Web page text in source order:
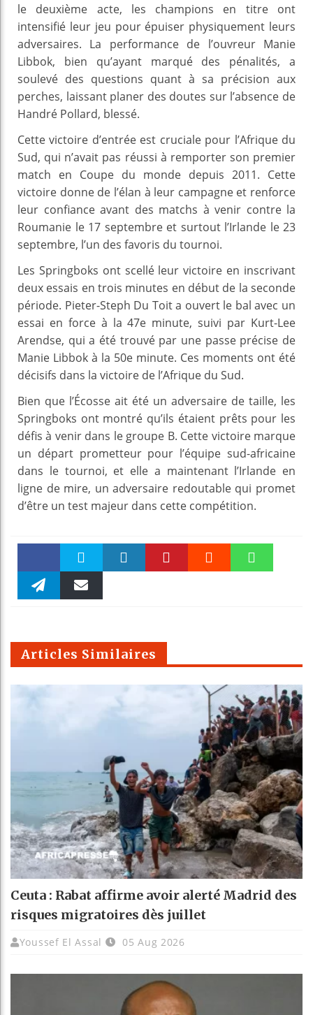
le deuxième acte, les champions en titre ont
intensifié leur jeu pour épuiser physiquement leurs
adversaires. La performance de l’ouvreur Manie
Libbok, bien qu’ayant marqué des pénalités, a
soulevé des questions quant à sa précision aux
perches, laissant planer des doutes sur l’absence de
Handré Pollard, blessé.
Cette victoire d’entrée est cruciale pour l’Afrique du
Sud, qui n’avait pas réussi à remporter son premier
match en Coupe du monde depuis 2011. Cette
victoire donne de l’élan à leur campagne et renforce
leur confiance avant des matchs à venir contre la
Roumanie le 17 septembre et surtout l’Irlande le 23
septembre, l’un des favoris du tournoi.
Les Springboks ont scellé leur victoire en inscrivant
deux essais en trois minutes en début de la seconde
période. Pieter-Steph Du Toit a ouvert le bal avec un
essai en force à la 47e minute, suivi par Kurt-Lee
Arendse, qui a été trouvé par une passe précise de
Manie Libbok à la 50e minute. Ces moments ont été
décisifs dans la victoire de l’Afrique du Sud.
Bien que l’Écosse ait été un adversaire de taille, les
Springboks ont montré qu’ils étaient prêts pour les
défis à venir dans le groupe B. Cette victoire marque
un départ prometteur pour l’équipe sud-africaine
dans le tournoi, et elle a maintenant l’Irlande en
ligne de mire, un adversaire redoutable qui promet
d’être un test majeur dans cette compétition.
Faceboo Twitter
m
Articles Similaires
Ceuta : Rabat affirme avoir alerté Madrid des
risques migratoires dès juillet
Youssef El Assal 05 Aug 2026